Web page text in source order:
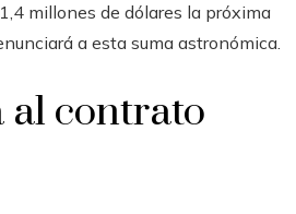
millones de dólares la próxima
a esta suma astronómica.
al contrato